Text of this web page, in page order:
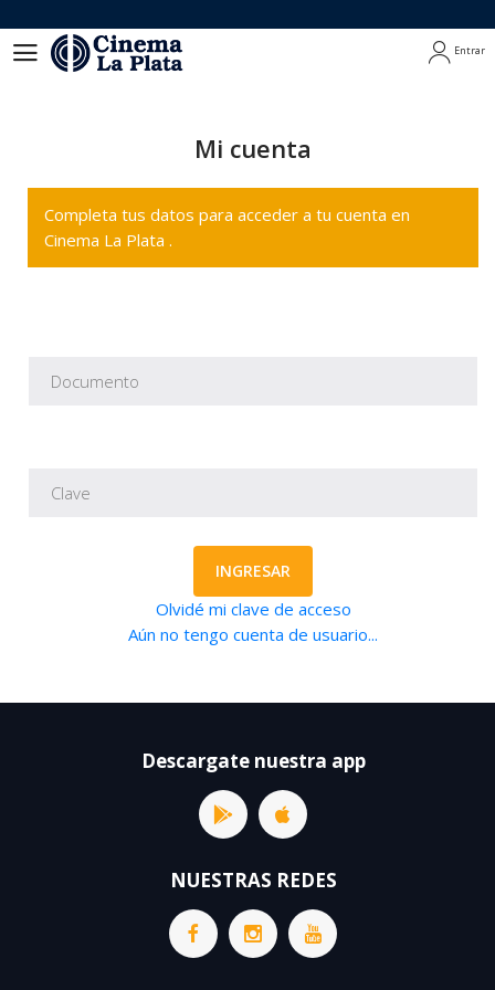
Entrar
Mi cuenta
Completa tus datos para acceder a tu cuenta en
Cinema La Plata .
INGRESAR
Olvidé mi clave de acceso
Aún no tengo cuenta de usuario...
Descargate nuestra app
NUESTRAS REDES